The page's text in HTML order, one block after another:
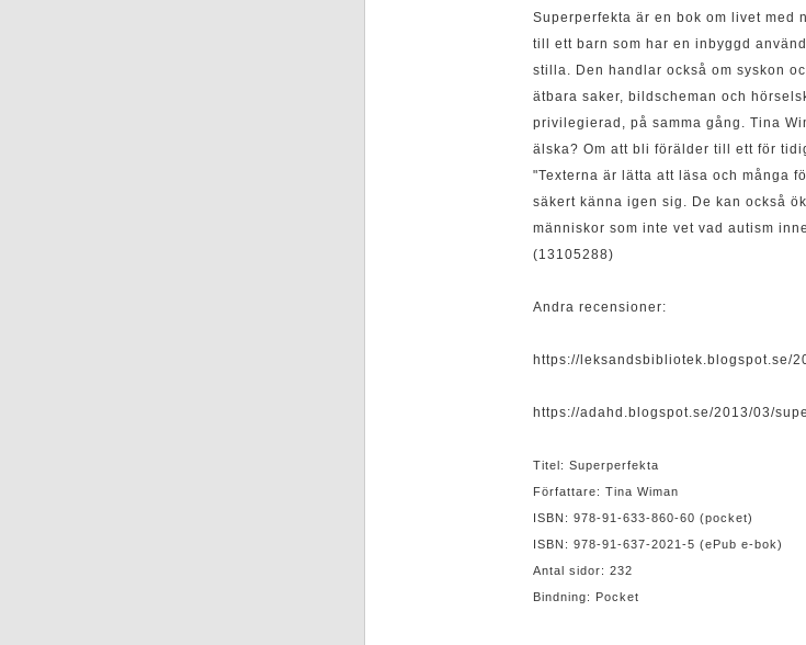
Superperfekta är en bok om livet med
till ett barn som har en inbyggd
stilla. Den handlar också om syskon
ätbara saker, bildscheman och
privilegierad, på samma gång. Tina
älska? Om att bli förälder till ett för
"Texterna är lätta att läsa och många
säkert känna igen sig. De kan också
människor som inte vet vad autism
(13105288)
Andra recensioner:
https://leksandsbibliotek.blogspot.se/
https://adahd.blogspot.se/2013/03/
Titel: Superperfekta
Författare: Tina Wiman
ISBN: 978-91-633-860-60 (pocket)
ISBN: 978-91-637-2021-5 (ePub e-bok)
Antal sidor: 232
Bindning: Pocket